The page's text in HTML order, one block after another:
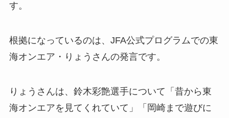
す。
根拠になっているのは、JFA公式プログラムでの東
海オンエア・りょうさんの発言です。
りょうさんは、鈴木彩艶選手について「昔から東
海オンエアを見てくれていて」「岡崎まで遊びに